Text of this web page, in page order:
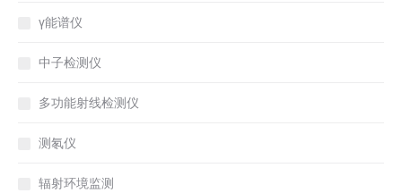
γ能谱仪
中子检测仪
多功能射线检测仪
测氡仪
辐射环境监测